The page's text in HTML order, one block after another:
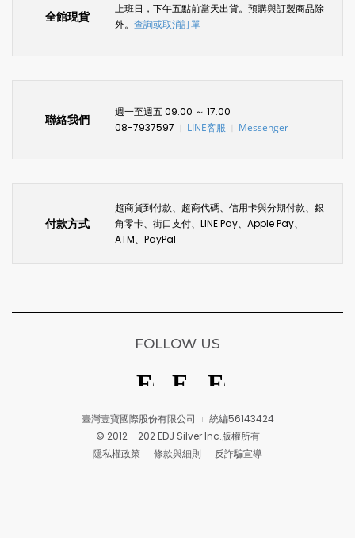
全館現貨
上班日，下午五點前當天出貨。預購與訂製商品除
外。 查詢或取消訂單
聯絡我們
週一至週五 09:00 ～ 17:00
08-7937597
LINE客服 Messenger
付款方式
超商貨到付款、超商代碼、信用卡與分期付款、銀
角零卡、街口支付、LINE Pay、Apple Pay、
ATM、PayPal
臺灣壹寶國際股份有限公司
統編56143424
© 2012 - 202 EDJ Silver Inc.版權所有
隱私權政策
條款與細則 反詐騙宣導
FOLLOW US